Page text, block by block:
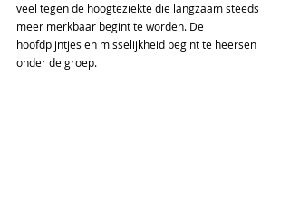
veel tegen de hoogteziekte die langzaam steeds
meer merkbaar begint te worden. De
hoofdpijntjes en misselijkheid begint te heersen
onder de groep.